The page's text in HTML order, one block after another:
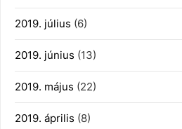
2019. július (6)
2019. június (13)
2019. május (22)
2019. április (8)